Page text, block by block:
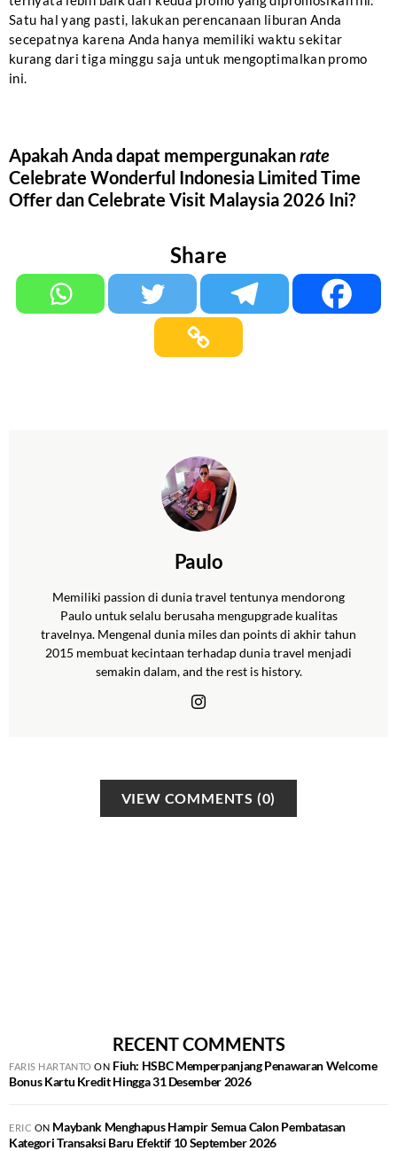
Satu hal yang pasti, lakukan perencanaan liburan Anda
secepatnya karena Anda hanya memiliki waktu sekitar
kurang dari tiga minggu saja untuk mengoptimalkan promo
ini.
Apakah Anda dapat mempergunakanrate
Celebrate Wonderful Indonesia Limited Time
OfferdanCelebrate Visit Malaysia 2026 Ini?
Share
Paulo
Memiliki passion di dunia travel tentunya mendorong
Paulo untuk selalu berusaha mengupgrade kualitas
travelnya. Mengenal dunia miles dan points di akhir tahun
2015 membuat kecintaan terhadap dunia travel menjadi
semakin dalam, and the rest is history.
VIEW COMMENTS (0)
RECENT COMMENTS
FARIS HARTANTO ON Fiuh: HSBC Memperpanjang Penawaran Welcome
Bonus Kartu Kredit Hingga 31 Desember 2026
ERIC ON Maybank Menghapus Hampir Semua Calon Pembatasan
Kategori Transaksi Baru Efektif 10 September 2026